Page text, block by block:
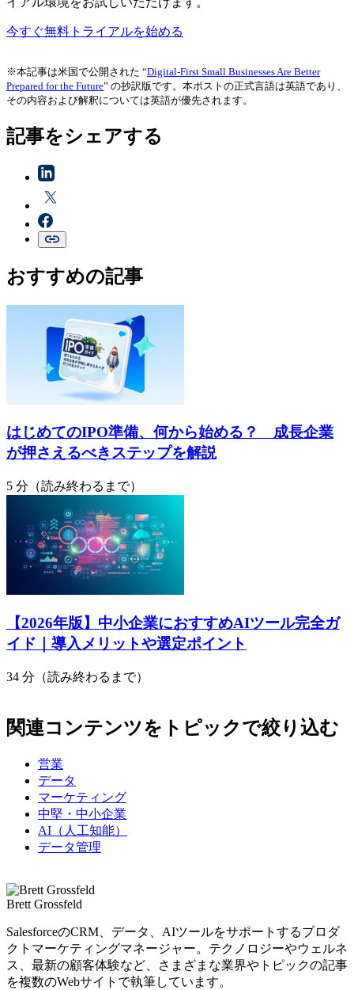
今すぐ無料トライアルを始める
※本記事は米国で公開された “Digital-First Small Businesses Are Better
Prepared for the Future” の抄訳版です。本ポストの正式言語は英語であり、
その内容および解釈については英語が優先されます。
記事をシェアする
おすすめの記事
はじめてのIPO準備、何から始める？ 成長企業
が押さえるべきステップを解説
5 分（読み終わるまで）
【2026年版】中小企業におすすめAIツール完全ガ
イド｜導入メリットや選定ポイント
34 分（読み終わるまで）
関連コンテンツをトピックで絞り込む
営業
データ
マーケティング
中堅・中小企業
AI（人工知能）
データ管理
Brett Grossfeld
SalesforceのCRM、データ、AIツールをサポートするプロダ
クトマーケティングマネージャー。テクノロジーやウェルネ
ス、最新の顧客体験など、さまざまな業界やトピックの記事
を複数のWebサイトで執筆しています。